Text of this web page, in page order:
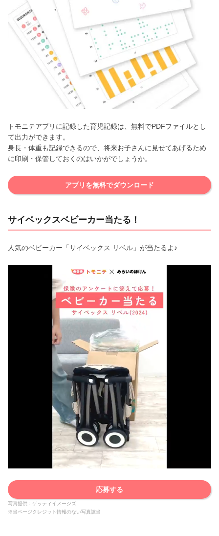
トモニテアプリに記録した育児記録は、無料でPDFファイルとし
て出力ができます。
身長・体重も記録できるので、将来お子さんに見せてあげるため
に印刷・保管しておくのはいかがでしょうか。
アプリを無料でダウンロード
サイベックスベビーカー当たる！
人気のベビーカー「サイベックス リベル」が当たるよ♪
応募する
写真提供：ゲッティイメージズ
※当ページクレジット情報のない写真該当